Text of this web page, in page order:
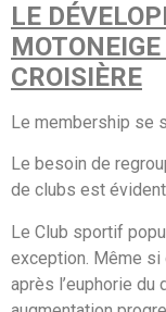
LE
CROISIÈRE
Le membership se
Le besoin de
de clubs est
Le Club sportif
exception. Même
après l’euphorie du